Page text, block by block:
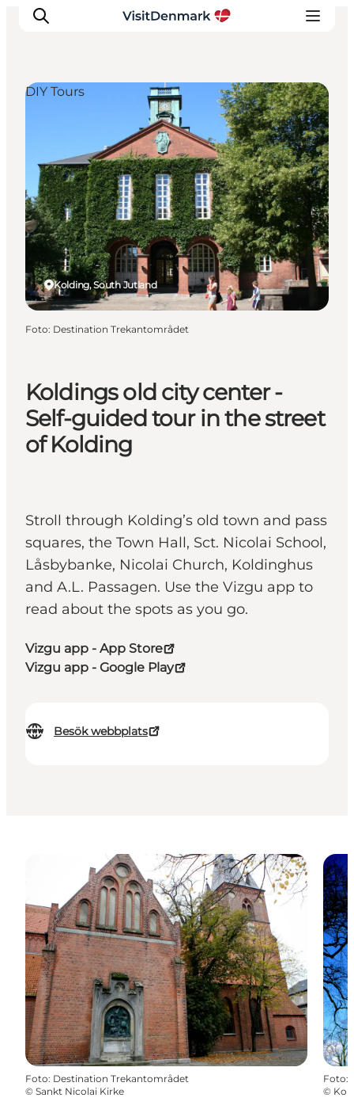
Resmål
Aktiviteter
Övernatta
Planera resan
Koldings old city center -
Self-guided tour in the street
of Kolding
Stroll through Kolding’s old town and pass
squares, the Town Hall, Sct. Nicolai School,
Låsbybanke, Nicolai Church, Koldinghus
and A.L. Passagen. Use the Vizgu app to
read about the spots as you go.
Vizgu app - App Store
Vizgu app - Google Play
Besök webbplats
Kolding, South Jutland
DIY Tours
Foto: Destination Trekantområdet
Foto: Destination Trekantområdet
© Sankt Nicolai Kirke
Foto:
©